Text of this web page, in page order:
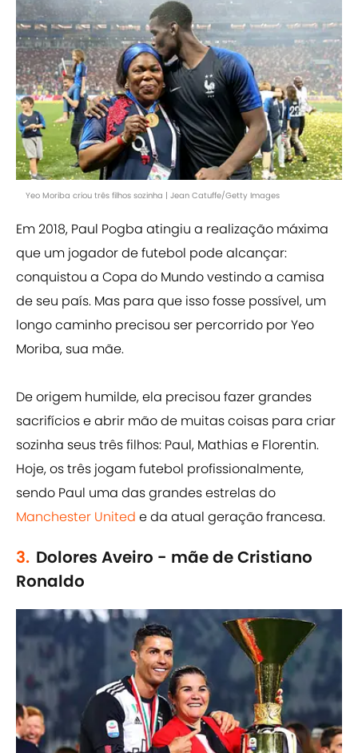
Yeo Moriba criou três filhos sozinha | Jean Catuffe/Getty Images
Em 2018, Paul Pogba atingiu a realização máxima
que um jogador de futebol pode alcançar:
conquistou a Copa do Mundo vestindo a camisa
de seu país. Mas para que isso fosse possível, um
longo caminho precisou ser percorrido por Yeo
Moriba, sua mãe.
De origem humilde, ela precisou fazer grandes
sacrifícios e abrir mão de muitas coisas para criar
sozinha seus três filhos: Paul, Mathias e Florentin.
Hoje, os três jogam futebol profissionalmente,
sendo Paul uma das grandes estrelas do
Manchester United e da atual geração francesa.
3. Dolores Aveiro - mãe de Cristiano
Ronaldo